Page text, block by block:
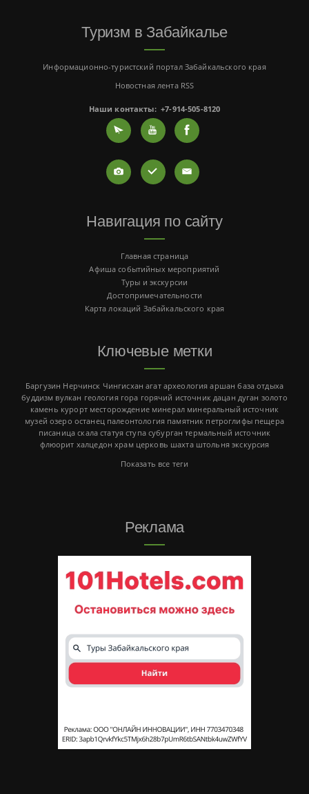
Туризм в Забайкалье
Информационно-туристский портал Забайкальского края
Новостная лента RSS
Наши контакты: +7-914-505-8120
Навигация по сайту
Главная страница
Афиша событийных мероприятий
Туры и экскурсии
Достопримечательности
Карта локаций Забайкальского края
Ключевые метки
Баргузин Нерчинск Чингисхан агат археология аршан база отдыха
буддизм вулкан геология гора горячий источник дацан дуган золото
камень курорт месторождение минерал минеральный источник
музей озеро останец палеонтология памятник петроглифы пещера
писаница скала статуя ступа субурган термальный источник
флюорит халцедон храм церковь шахта штольня экскурсия
Показать все теги
Реклама